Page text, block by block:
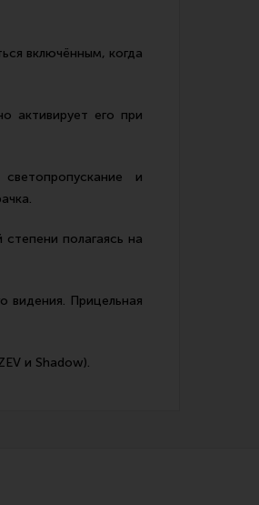
включённым, когда
активирует его при
и
полагаясь на
видения. Прицельная
и Shadow).